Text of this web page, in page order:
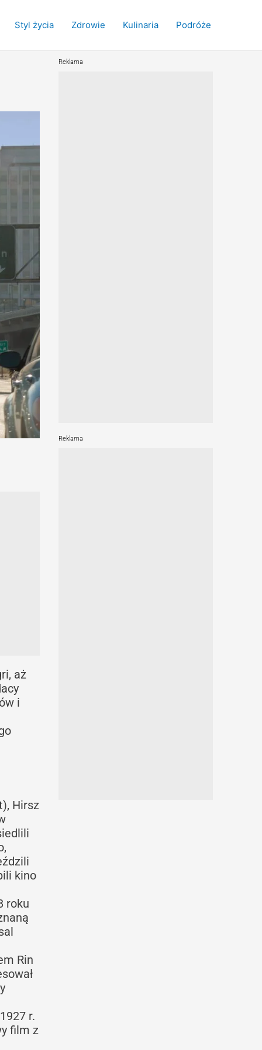
Styl życia Zdrowie Kulinaria Podróże
aż
i
Hirsz
kino
roku
Rin
r.
film z
Reklama
Reklama